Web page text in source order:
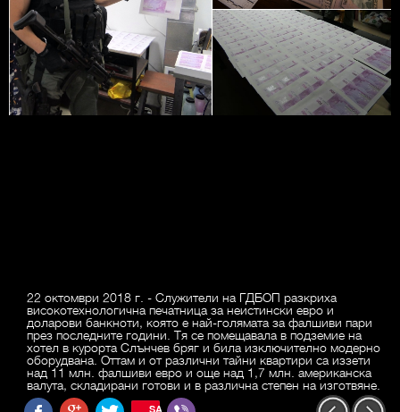
22 октомври 2018 г. - Служители на ГДБОП разкриха
високотехнологична печатница за неистински евро и
доларови банкноти, която е най-голямата за фалшиви пари
през последните години. Тя се помещавала в подземие на
хотел в курорта Слънчев бряг и била изключително модерно
оборудвана. Оттам и от различни тайни квартири са иззети
над 11 млн. фалшиви евро и още над 1,7 млн. американска
валута, складирани готови и в различна степен на изготвяне.
SAVE